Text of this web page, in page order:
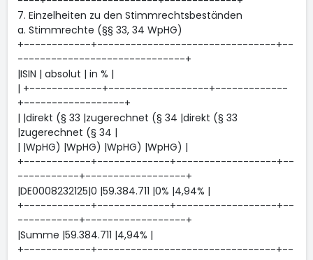
7. Einzelheiten zu den Stimmrechtsbeständen
a. Stimmrechte (§§ 33, 34 WpHG)
+------------+--------------------------------+--
------------------------------+
|ISIN | absolut | in % |
| +-------------+------------------+-------------
+------------------+
| |direkt (§ 33 |zugerechnet (§ 34 |direkt (§ 33
|zugerechnet (§ 34 |
| |WpHG) |WpHG) |WpHG) |WpHG) |
+------------+-------------+------------------+--
-----------+------------------+
|DE0008232125|0 |59.384.711 |0% |4,94% |
+------------+-------------+------------------+--
-----------+------------------+
|Summe |59.384.711 |4,94% |
+------------+--------------------------------+--